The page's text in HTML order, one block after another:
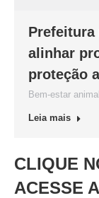
alinhar
proteção
Bem-estar animal
Leia mais
CLIQUE
ACESSE